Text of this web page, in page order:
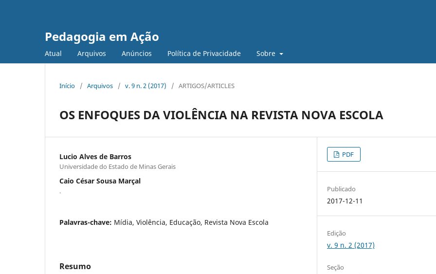
Pedagogia em Ação
Atual Arquivos Anúncios Política de Privacidade Sobre
Início / Arquivos / v. 9 n. 2 (2017) / ARTIGOS/ARTICLES
OS ENFOQUES DA VIOLÊNCIA NA REVISTA NOVA ESCOLA
Lucio Alves de Barros
Universidade do Estado de Minas Gerais
Caio César Sousa Marçal
.
Palavras-chave: Mídia, Violência, Educação, Revista Nova Escola
Resumo
PDF
Publicado
2017-12-11
Edição
v. 9 n. 2 (2017)
Seção